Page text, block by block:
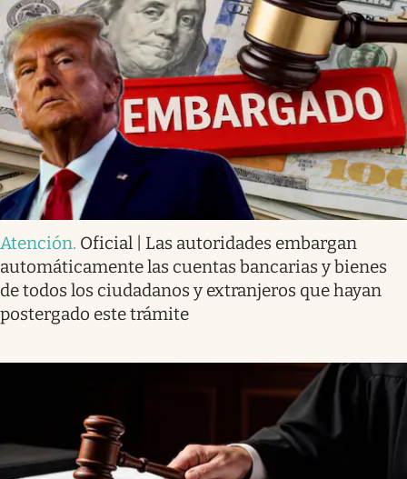
Atención. Oficial | Las autoridades embargan
automáticamente las cuentas bancarias y bienes
de todos los ciudadanos y extranjeros que hayan
postergado este trámite